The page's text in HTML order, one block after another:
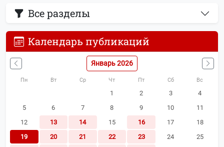
Все разделы
Календарь публикаций
Январь 2026
Пн Вт Ср Чт Пт Сб Вс
1 2 3
4
5
6 7 8 9 10
11
12
13 14 15 16 17
18
19
20 21 22 23 24
25